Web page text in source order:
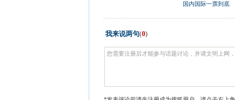
国内国际一票到底
我来说两句(0)